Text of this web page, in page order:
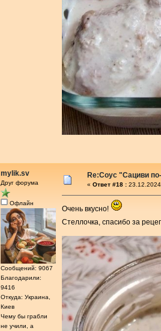
mylik.sv
Друг форума
Офлайн
Сообщений: 9067
Благодарили:
9416
Откуда: Украина,
Киев
Чему бы грабли
не учили, а
Re:Соус "Сациви
« Ответ #18 :
Очень вкусно!
Стеллочка, спасибо за